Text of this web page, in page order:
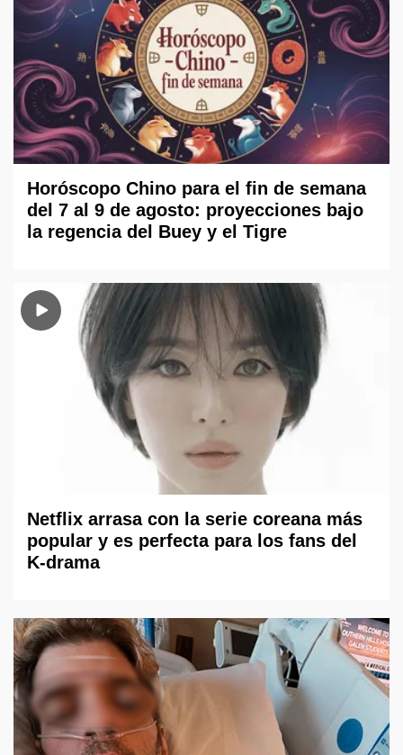
Horóscopo Chino para el fin de semana
del 7 al 9 de agosto: proyecciones bajo
la regencia del Buey y el Tigre
Netflix arrasa con la serie coreana más
popular y es perfecta para los fans del
K-drama